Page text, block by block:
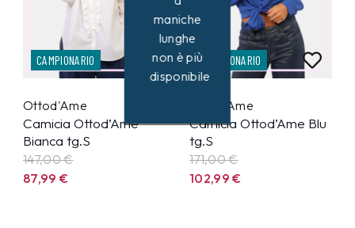
CAMPIONARIO
Ottod'Ame
Camicia Ottod’Ame
Bianca tg.S
147,00 €
87,99€
CAMPIONARIO
Ottod'Ame
Camicia Ottod’Ame Blu
tg.S
171,00 €
102,99€
maniche
lunghe
non è più
disponibile